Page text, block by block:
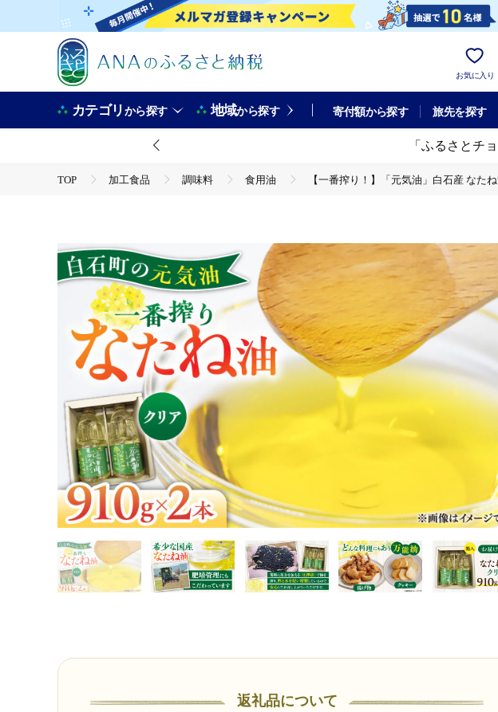
お気に入り
カテゴリから探す 地域から探す 寄付額から探す 旅先を探す
「ふるさとチ
TOP 加工食品 調味料 食用油 【一番搾り！】「元気油」白石産 なた
返礼品について